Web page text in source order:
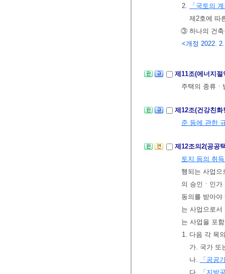
2.
「국토의
제2호에 따
③ 하나의 건축
<개정 2022.
제11조(에너지
주택의 종류
제12조(건강친
준 등에 관한
제12조의2(공공
토지 등의 취
행되는 사업으
의 승인ㆍ인
동의를 받아
는 사업으로
는 사업을 포
1. 다음 각 목
가. 국가 또
나.
「공공
다.
「지방